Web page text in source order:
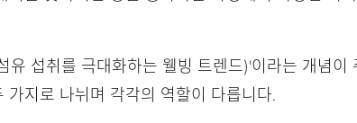
섭취를 극대화하는 웰빙 트렌드)'이라는 개념이
지로 나뉘며 각각의 역할이 다릅니다.